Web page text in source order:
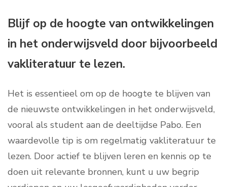
Blijf op de hoogte van ontwikkelingen
in het onderwijsveld door bijvoorbeeld
vakliteratuur te lezen.
Het is essentieel om op de hoogte te blijven van
de nieuwste ontwikkelingen in het onderwijsveld,
vooral als student aan de deeltijdse Pabo. Een
waardevolle tip is om regelmatig vakliteratuur te
lezen. Door actief te blijven leren en kennis op te
doen uit relevante bronnen, kunt u uw begrip